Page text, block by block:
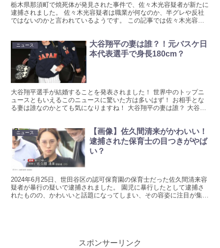
栃木県那須町で焼死体が発見された事件で、佐々木光容疑者が新たに
逮捕されました。 佐々木光容疑者は職業が何なのか、半グレや反社
ではないのかと言われているようです。 この記事では佐々木光容疑
ニュース
大谷翔平の妻は誰？！元バスケ日
本代表選手で身長180cm？
大谷翔平選手が結婚することを発表されました！ 世界中のトップニ
ュースともいえるこのニュースに驚いた方は多いはず！ お相手とな
る妻は誰なのかとても気になりますね！ 大谷翔平の妻は誰？ 大谷翔
ニュース
【画像】佐久間清来がかわいい！
逮捕された保育士の目つきがやば
い？
2024年6月25日、世田谷区の認可保育園の保育士だった佐久間清来容
疑者が暴行の疑いで逮捕されました。 園児に暴行したとして逮捕さ
れたものの、かわいいと話題になってしまい、その容姿に注目が集ま
スポンサーリンク